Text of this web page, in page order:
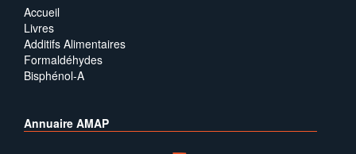
Accueil
Livres
Additifs Alimentaires
Formaldéhydes
Bisphénol-A
Annuaire AMAP